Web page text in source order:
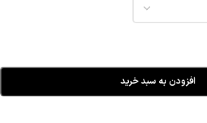
افزودن به سبد خرید